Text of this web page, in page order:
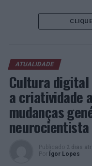
ATUALIDADE
Cultura digital
a criatividade
mudanças
neurocientista
Publicado 2 dias
Por
Ígor Lopes